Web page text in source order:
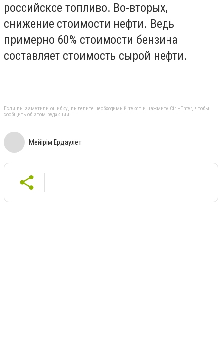
российское топливо. Во-вторых,
снижение стоимости нефти. Ведь
примерно 60% стоимости бензина
составляет стоимость сырой нефти.
Если вы заметили ошибку, выделите необходимый текст и нажмите Ctrl+Enter, чтобы
сообщить об этом редакции
Мейiрiм Ердаулет